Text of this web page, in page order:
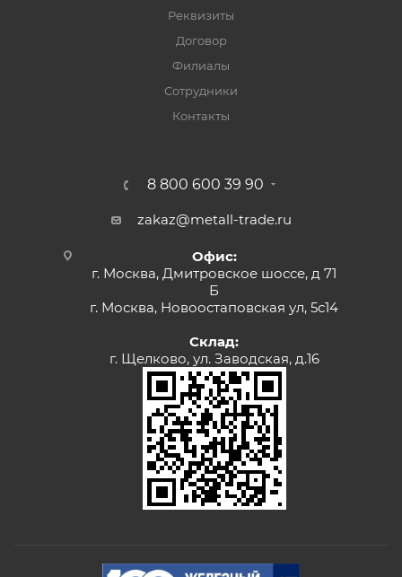
Реквизиты
Договор
Филиалы
Сотрудники
Контакты
8 800 600 39 90
zakaz@metall-trade.ru
Офис:
г. Москва, Дмитровское шоссе, д 71
Б
г. Москва, Новоостаповская ул, 5с14
Склад:
г. Щелково, ул. Заводская, д.16